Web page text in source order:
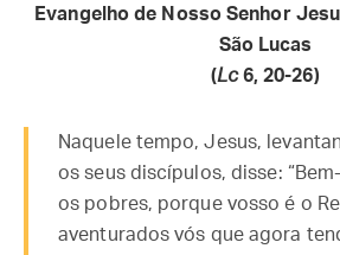
Evangelho de Nosso Senhor
São Lucas
(Lc6, 20-26)
Naquele tempo, Jesus,
os seus discípulos, disse:
os pobres, porque vosso é o
aventurados vós que agora